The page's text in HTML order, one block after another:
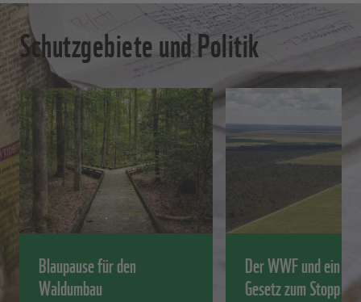
Schutzgebiete und Politik
Blaupause für den
Waldumbau
Der WWF und ein
Gesetz zum Stopp